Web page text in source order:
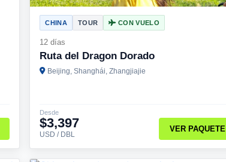
CHINA TOUR CON VUELO
12 días
Ruta del Dragon Dorado
Beijing, Shanghái, Zhangjiajie
Desde
$3,397
USD / DBL
VER PAQUETE